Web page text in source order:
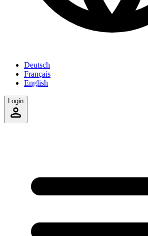
Deutsch
Français
English
Login